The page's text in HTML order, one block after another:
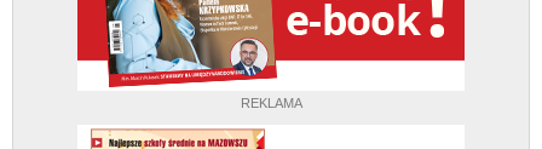
REKLAMA